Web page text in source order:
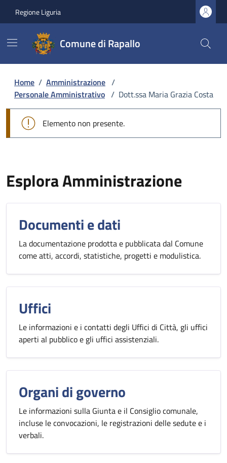
Regione Liguria
Comune di Rapallo
Home / Amministrazione /
Personale Amministrativo / Dott.ssa Maria Grazia Costa
Elemento non presente.
Esplora Amministrazione
Documenti e dati
La documentazione prodotta e pubblicata dal Comune
come atti, accordi, statistiche, progetti e modulistica.
Uffici
Le informazioni e i contatti degli Uffici di Città, gli uffici
aperti al pubblico e gli uffici assistenziali.
Organi di governo
Le informazioni sulla Giunta e il Consiglio comunale,
incluse le convocazioni, le registrazioni delle sedute e i
verbali.